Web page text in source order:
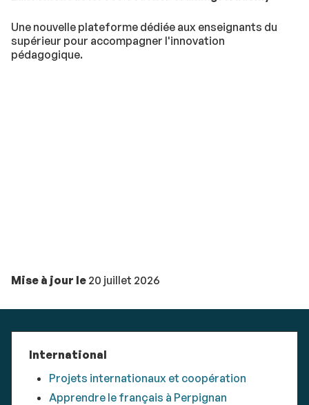
Une nouvelle plateforme dédiée aux enseignants du
supérieur pour accompagner l'innovation
pédagogique.
Mise à jour le 20 juillet 2026
International
Projets internationaux et coopération
Apprendre le français à Perpignan